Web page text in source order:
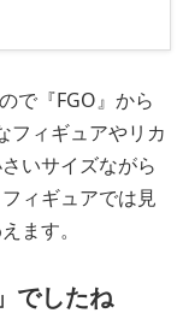
で『FGO』から
フィギュアやリカ
いサイズながら
ィギュアでは見
ます。
でしたね